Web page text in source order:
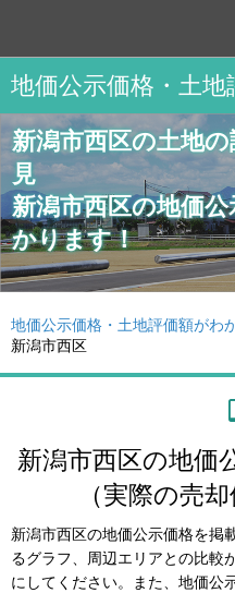
地価公示価格・土地
新潟市西区の土地
見
新潟市西区の地価
かります！
地価公示価格・土地評価額がわ
新潟市西区
新潟市西区の地価
（実際の売
新潟市西区の地価公示価格を掲
るグラフ、周辺エリアとの比較
にしてください。また、地価公